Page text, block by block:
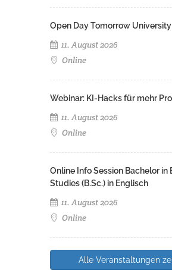
Open Day Tomorrow University
11. August 2026
Online
Webinar: KI-Hacks für mehr
11. August 2026
Online
Online Info Session Bachelor in
Studies (B.Sc.) in Englisch
11. August 2026
Online
Alle Veranstaltungen